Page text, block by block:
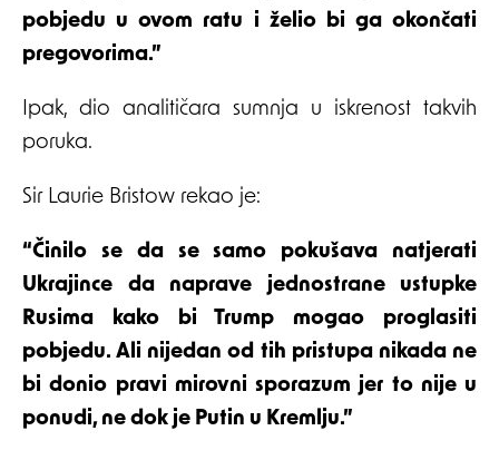
pobjedu u ovom ratu i želio bi ga okončati
pregovorima.”
Ipak, dio analitičara sumnja u iskrenost takvih
poruka.
Sir Laurie Bristow rekao je:
“Činilo se da se samo pokušava natjerati
Ukrajince da naprave jednostrane ustupke
Rusima kako bi Trump mogao proglasiti
pobjedu. Ali nijedan od tih pristupa nikada ne
bi donio pravi mirovni sporazum jer to nije u
ponudi, ne dok je Putin u Kremlju.”